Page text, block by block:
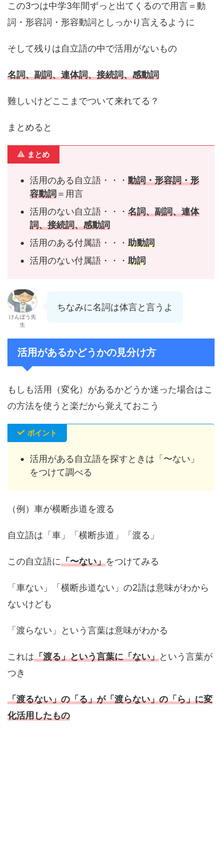
この3つは中学3年間ずっと出てくるので用言＝動
詞・形容詞・形容動詞としっかり言えるように
そして残りは自立語の中で活用がないもの
名詞、副詞、連体詞、接続詞、感動詞
難しいけどここまでついて来れてる？
まとめると
まとめ
活用のある自立語・・・ 動詞・形容詞・形
容動詞＝用言
活用のない自立語・・・ 名詞、副詞、連体
詞、接続詞、感動詞
活用のある付属語・・・ 助動詞
活用のない付属語・・・ 助詞
けんぼう先
生
ちなみに名詞は体言と言うよ
活用があるかどうかの見分け方
もしも活用（変化）があるかどうか迷った場合はこ
の方法を使うと楽だから覚えておこう
ポイント
活用がある自立語を探すときは「〜ない」
をつけて調べる
（例）車が横断歩道を渡る
自立語は「車」「横断歩道」「渡る」
この自立語に「〜ない」をつけてみる
「車ない」「横断歩道ない」の2語は意味がわから
ないけども
「渡らない」という言葉は意味がわかる
これは「渡る」という言葉に「ない」という言葉が
つき
「渡るない」の「る」が「渡らない」の「ら」に変
化活用したもの